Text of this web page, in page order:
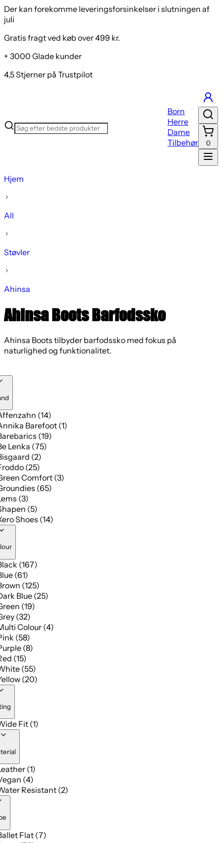
Der kan forekomme leveringsforsinkelser i slutningen af
juli
Gratis fragt ved køb over 499 kr.
+ 3000 Glade kunder
4,5 Stjerner på Trustpilot
Born
Herre
Dame
Tilbehør
0
Hjem
All
Støvler
Ahinsa
Ahinsa Boots Barfodssko
Ahinsa Boots tilbyder barfodssko med fokus på
naturlighed og funktionalitet.
(14)
Barefoot (1)
(19)
Lenka (75)
(2)
(25)
Comfort (3)
(65)
(3)
(5)
Shoes (14)
(167)
(61)
(125)
Blue (25)
(19)
(32)
Colour (4)
(58)
(8)
(15)
(55)
(20)
Fit (1)
(1)
(4)
Resistant (2)
Flat (7)